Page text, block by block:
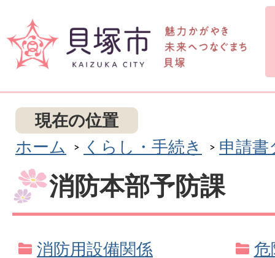
現在の位置
ホーム
くらし・手続き 申請書
消防本部予防課
消防用設備関係 危